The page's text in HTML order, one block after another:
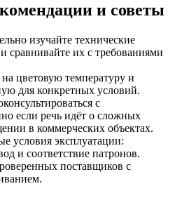
и советы
изучайте технические
сравнивайте их с требованиями
цветовую температуру и
для конкретных условий.
с
если речь идёт о сложных
в коммерческих объектах.
условия эксплуатации:
и соответствие патронов.
поставщиков с